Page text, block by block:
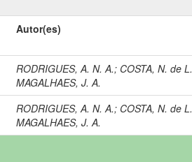
Autor(es)
RODRIGUES, A. N. A.; COSTA, N. de L.
MAGALHAES, J. A.
RODRIGUES, A. N. A.; COSTA, N. de L.
MAGALHAES, J. A.